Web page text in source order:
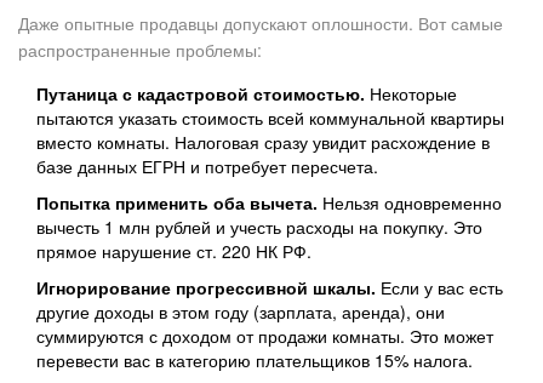
Даже опытные продавцы допускают оплошности. Вот самые
распространенные проблемы:
Путаница с кадастровой стоимостью. Некоторые
пытаются указать стоимость всей коммунальной квартиры
вместо комнаты. Налоговая сразу увидит расхождение в
базе данных ЕГРН и потребует пересчета.
Попытка применить оба вычета. Нельзя одновременно
вычесть 1 млн рублей и учесть расходы на покупку. Это
прямое нарушение ст. 220 НК РФ.
Игнорирование прогрессивной шкалы. Если у вас есть
другие доходы в этом году (зарплата, аренда), они
суммируются с доходом от продажи комнаты. Это может
перевести вас в категорию плательщиков 15% налога.